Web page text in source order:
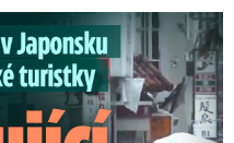
Šokující zpověď